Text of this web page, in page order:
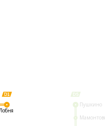
Пушкино
Лобня